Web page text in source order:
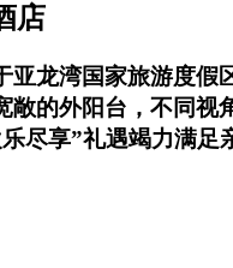
店
亚龙湾国家旅游度
敞的外阳台，不同
尽享”礼遇竭力满